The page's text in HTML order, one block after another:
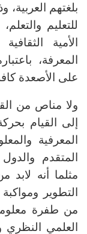
بلغتهم
للتعليم
الأمية
المعرفة،
على الأصعدة
ولا مناص من
إلى القيام
المعرفية
المتقدم
مثلما أنه لابد
التطوير
من طفرة
العلمي النظري